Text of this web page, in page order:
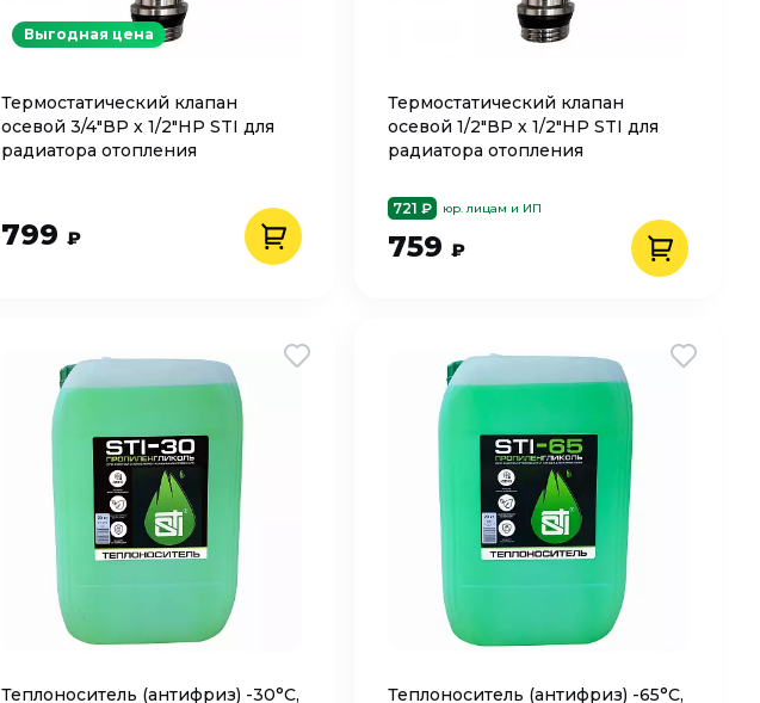
Термостатический клапан
осевой 3/4"ВР х 1/2"НР STI для
радиатора отопления
799 ₽
Выгодная цена
Термостатический клапан
осевой 1/2"ВР х 1/2"НР STI для
радиатора отопления
721 ₽ юр. лицам и ИП
759 ₽
Теплоноситель (антифриз) -30°C,
Теплоноситель (антифриз) -65°C,